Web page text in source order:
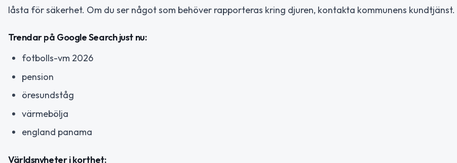
låsta för säkerhet. Om du ser något som behöver rapporteras kring djuren, kontakta kommunens kundtjänst.
Trendar på Google Search just nu:
fotbolls-vm 2026
pension
öresundståg
värmebölja
england panama
Världsnyheter i korthet: